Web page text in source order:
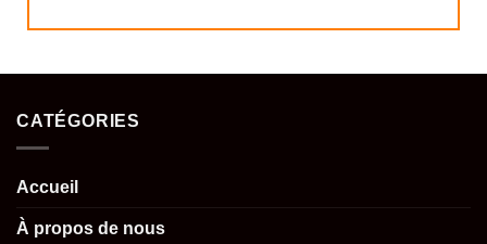
CATÉGORIES
Accueil
À propos de nous